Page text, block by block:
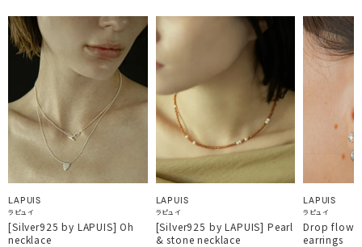
LAPUIS
ラピュイ
[Silver925 by LAPUIS] Oh
necklace
LAPUIS
ラピュイ
[Silver925 by LAPUIS] Pearl
& stone necklace
LAPUIS
ラピュイ
Drop flow
earrings